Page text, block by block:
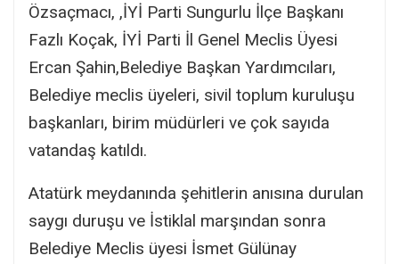
Özsaçmacı, ,İYİ Parti Sungurlu İlçe Başkanı
Fazlı Koçak, İYİ Parti İl Genel Meclis Üyesi
Ercan Şahin,Belediye Başkan Yardımcıları,
Belediye meclis üyeleri, sivil toplum kuruluşu
başkanları, birim müdürleri ve çok sayıda
vatandaş katıldı.
Atatürk meydanında şehitlerin anısına durulan
saygı duruşu ve İstiklal marşından sonra
Belediye Meclis üyesi İsmet Gülünay